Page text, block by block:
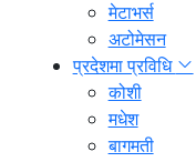
मेटाभर्स
अटोमेसन
प्रदेशमा प्रविधि
कोशी
मधेश
बागमती